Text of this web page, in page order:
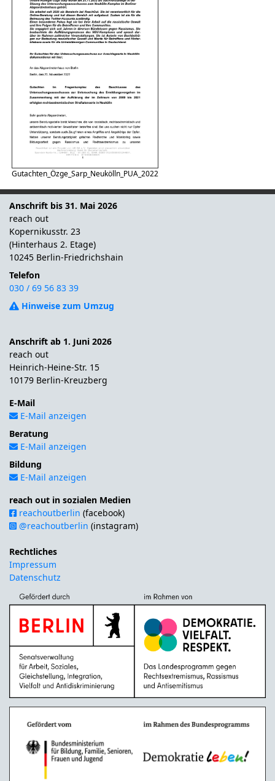
Gutachten_Özge_Sarp_Neukölln_PUA_2022
Anschrift bis 31. Mai 2026
reach out
Kopernikusstr. 23
(Hinterhaus 2. Etage)
10245 Berlin-Friedrichshain
Telefon
030 / 69 56 83 39
Hinweise zum Umzug
Anschrift ab 1. Juni 2026
reach out
Heinrich-Heine-Str. 15
10179 Berlin-Kreuzberg
E-Mail
E-Mail anzeigen
Beratung
E-Mail anzeigen
Bildung
E-Mail anzeigen
reach out in sozialen Medien
reachoutberlin (facebook)
@reachoutberlin (instagram)
Rechtliches
Impressum
Datenschutz